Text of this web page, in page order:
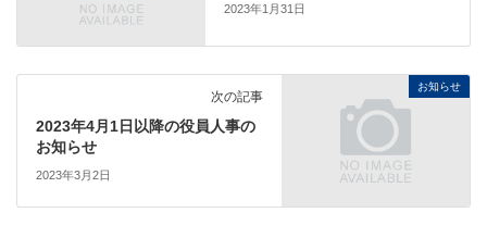
2023年1月31日
お知らせ
次の記事
2023年4月1日以降の役員人事の
お知らせ
2023年3月2日